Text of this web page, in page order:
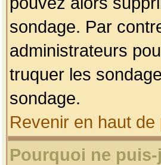
sondage. Par
administrateurs
truquer les
sondage.
Revenir en haut de
Pourquoi ne